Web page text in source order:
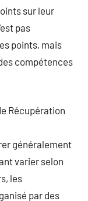
sur leur
pas
points, mais
compétences
Récupération
généralement
varier selon
les
par des